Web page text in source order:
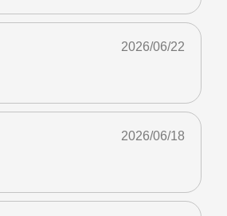
2026/06/22
2026/06/18